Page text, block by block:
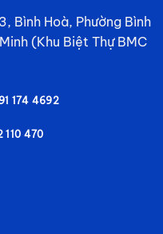
Bình Hoà, Phường Bình
(Khu Biệt Thự BMC
174 4692
110 470